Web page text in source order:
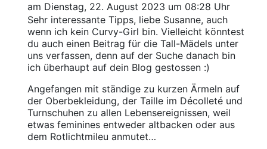
am Dienstag, 22. August 2023 um 08:28 Uhr
Sehr interessante Tipps, liebe Susanne, auch
wenn ich kein Curvy-Girl bin. Vielleicht könntest
du auch einen Beitrag für die Tall-Mädels unter
uns verfassen, denn auf der Suche danach bin
ich überhaupt auf dein Blog gestossen :)
Angefangen mit ständige zu kurzen Ärmeln auf
der Oberbekleidung, der Taille im Décolleté und
Turnschuhen zu allen Lebensereignissen, weil
etwas feminines entweder altbacken oder aus
dem Rotlichtmileu anmutet…